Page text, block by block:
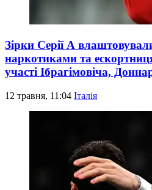
Зірки Серії А
наркотиками та
участі Ібрагімовіча,
12 травня, 11:04 Італія